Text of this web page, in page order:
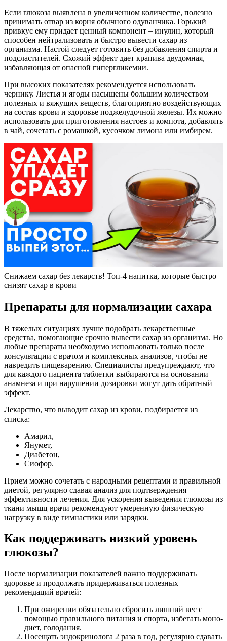
Если глюкоза выявлена в увеличенном количестве, полезно
принимать отвар из корня обычного одуванчика. Горький
привкус ему придает ценный компонент – инулин, который
способен нейтрализовать и быстро вывести сахар из
организма. Настой следует готовить без добавления спирта и
подсластителей. Схожий эффект дает крапива двудомная,
избавляющая от опасной гипергликемии.
При высоких показателях рекомендуется использовать
чернику. Листья и ягоды насыщены большим количеством
полезных и вяжущих веществ, благоприятно воздействующих
на состав крови и здоровье поджелудочной железы. Их можно
использовать для приготовления настоев и компота, добавлять
в чай, сочетать с ромашкой, кусочком лимона или имбирем.
Снижаем сахар без лекарств! Топ-4 напитка, которые быстро
снизят сахар в крови
Препараты для нормализации сахара
В тяжелых ситуациях лучше подобрать лекарственные
средства, помогающие срочно вывести сахар из организма. Но
любые препараты необходимо использовать только после
консультации с врачом и комплексных анализов, чтобы не
навредить пищеварению. Специалисты предупреждают, что
для каждого пациента таблетки выбираются на основании
анамнеза и при нарушении дозировки могут дать обратный
эффект.
Лекарство, что выводит сахар из крови, подбирается из
списка:
Амарил,
Янумет,
Диабетон,
Сиофор.
Прием можно сочетать с народными рецептами и правильной
диетой, регулярно сдавая анализ для подтверждения
эффективности лечения. Для ускорения выведения глюкозы из
ткани мышц врачи рекомендуют умеренную физическую
нагрузку в виде гимнастики или зарядки.
Как поддерживать низкий уровень
глюкозы?
После нормализации показателей важно поддерживать
здоровье и продолжать придерживаться полезных
рекомендаций врачей:
При ожирении обязательно сбросить лишний вес с
помощью правильного питания и спорта, избегать моно-
диет, голодания.
Посещать эндокринолога 2 раза в год, регулярно сдавать